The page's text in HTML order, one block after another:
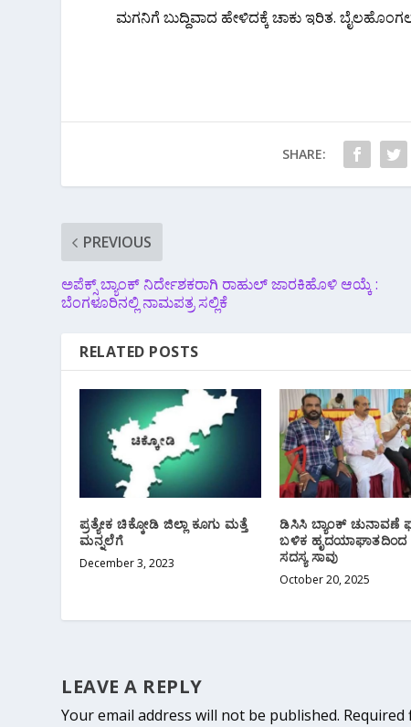
ಮಗನಿಗೆ ಬುದ್ದಿವಾದ ಹೇಳಿದಕ್ಕೆ ಚಾಕು ಇರಿತ.
SHARE:
PREVIOUS
ಅಪೆಕ್ಸ್ ಬ್ಯಾಂಕ್ ನಿರ್ದೇಶಕರಾಗಿ ರಾಹುಲ್ ಜಾರಕಿಹೊಳಿ ಆಯ್ಕೆ :
ಬೆಂಗಳೂರಿನಲ್ಲಿ ನಾಮಪತ್ರ ಸಲ್ಲಿಕೆ
RELATED POSTS
ಪ್ರತ್ಯೇಕ ಚಿಕ್ಕೋಡಿ ಜಿಲ್ಲಾ ಕೂಗು ಮತ್ತೆ
ಮನ್ನಲೆಗೆ
December 3, 2023
ಡಿಸಿಸಿ ಬ್ಯಾಂಕ್ ಚುನಾವಣೆ
ಬಳಿಕ
ಸದಸ್ಯ ಸಾವು
October 20, 2025
LEAVE A REPLY
Your email address will not be published.